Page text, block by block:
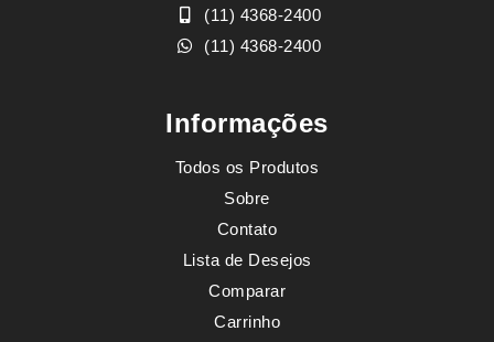
(11) 4368-2400
(11) 4368-2400
Informações
Todos os Produtos
Sobre
Contato
Lista de Desejos
Comparar
Carrinho